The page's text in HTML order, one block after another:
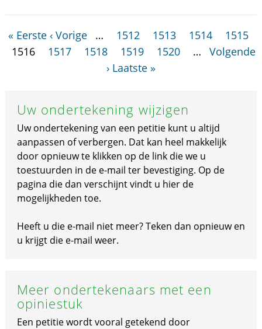
« Eerste ‹ Vorige … 1512 1513 1514
1515
1516
1517 1518 1519 1520 …
Volgende
› Laatste »
Uw ondertekening wijzigen
Uw ondertekening van een petitie kunt u altijd
aanpassen of verbergen. Dat kan heel makkelijk
door opnieuw te klikken op de link die we u
toestuurden in de e-mail ter bevestiging. Op de
pagina die dan verschijnt vindt u hier de
mogelijkheden toe.
Heeft u die e-mail niet meer? Teken dan opnieuw en
u krijgt die e-mail weer.
Meer ondertekenaars met een
opiniestuk
Een petitie wordt vooral getekend door